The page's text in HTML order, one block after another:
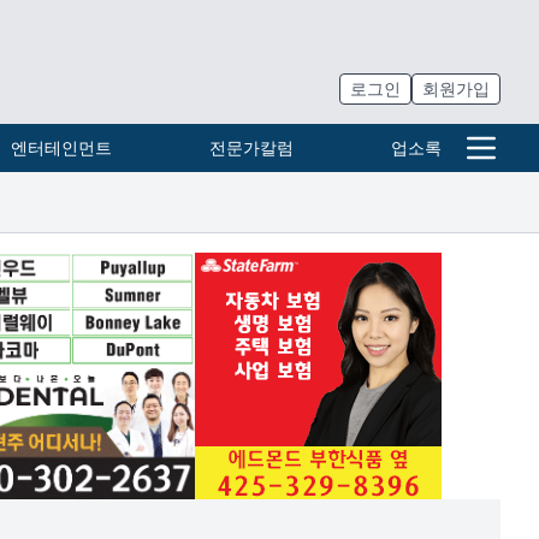
로그인 회원가입
엔터테인먼트 전문가칼럼 업소록